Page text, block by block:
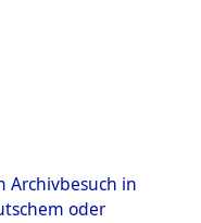
Archivbesuch in
oder